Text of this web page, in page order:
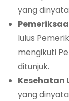
yang
lulus
mengikuti
ditunjuk.
Kesehatan
yang